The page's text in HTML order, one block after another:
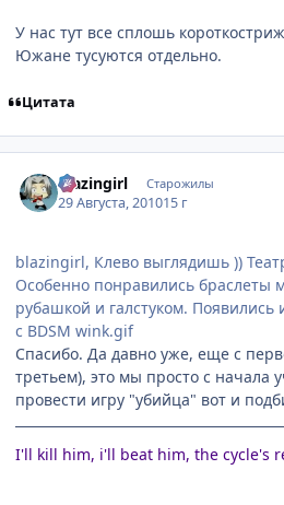
У нас тут все сплошь
Южане тусуются отдельно.
Цитата
blazingirl Старожилы
29 Августа, 201015 г
blazingirl, Клево выглядишь ))
Особенно понравились браслеты
рубашкой и галстуком.
с BDSM wink.gif
Спасибо. Да давно уже, еще с
третьем), это мы просто с начала
провести игру "убийца" вот и
I'll kill him, i'll beat him, the cycle's